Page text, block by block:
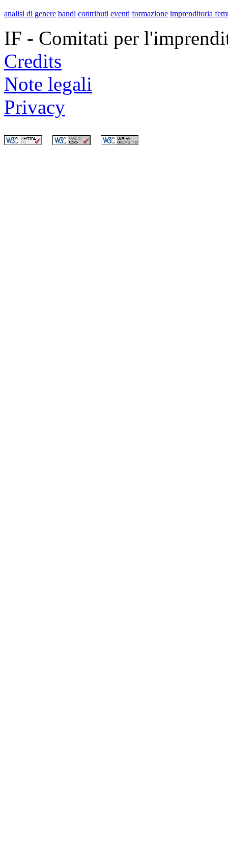
analisi di genere bandi contributi eventi formazione imprenditoria
IF - Comitati per
Credits
Note legali
Privacy